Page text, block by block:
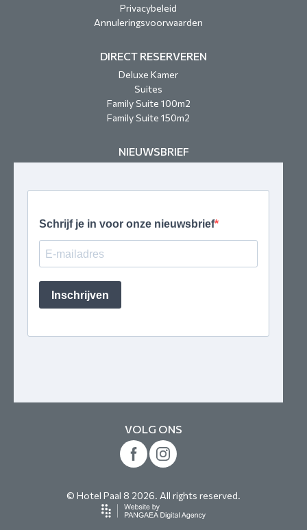
Privacybeleid
Annuleringsvoorwaarden
DIRECT RESERVEREN
Deluxe Kamer
Suites
Family Suite 100m2
Family Suite 150m2
NIEUWSBRIEF
VOLG ONS
© Hotel Paal 8 2026. All rights reserved.